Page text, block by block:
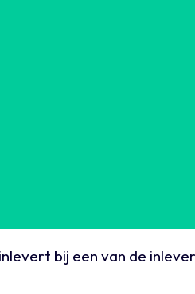
bij een van de